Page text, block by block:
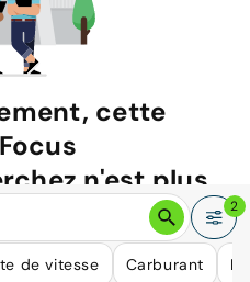
cette
n'est plus
qui pourraient répondre
2
de vitesse Carburant